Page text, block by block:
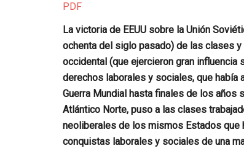
PDF
La victoria de EEUU sobre la Unión
ochenta del siglo pasado) de las clases
occidental (que ejercieron gran
derechos laborales y sociales, que había
Guerra Mundial hasta finales de los
Atlántico Norte, puso a las clases
neoliberales de los mismos Estados que
conquistas laborales y sociales de una